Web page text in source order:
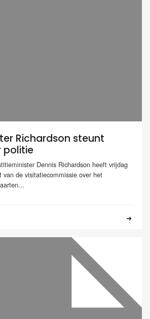
Richardson steunt
politie
Dennis Richardson heeft vrijdag
van de visitatiecommissie over het